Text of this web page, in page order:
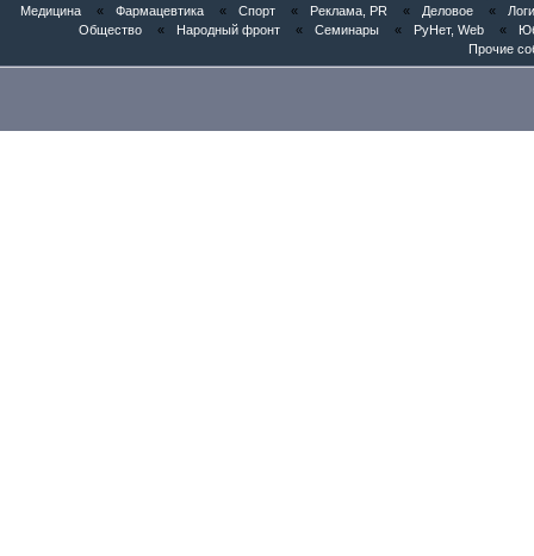
Медицина
« Фармацевтика « Спорт « Реклама, PR « Деловое «
Общество
« Народный фронт « Семинары « РуНет, Web «
Прочие